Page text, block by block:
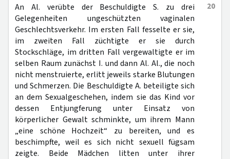
20
An Al. verübte der Beschuldigte S. zu drei
Gelegenheiten ungeschützten vaginalen
Geschlechtsverkehr. Im ersten Fall fesselte er sie,
im zweiten Fall züchtigte er sie durch
Stockschläge, im dritten Fall vergewaltigte er im
selben Raum zunächst I. und dann Al. Al., die noch
nicht menstruierte, erlitt jeweils starke Blutungen
und Schmerzen. Die Beschuldigte A. beteiligte sich
an dem Sexualgeschehen, indem sie das Kind vor
dessen Entjungferung unter Einsatz von
körperlicher Gewalt schminkte, um ihrem Mann
„eine schöne Hochzeit“ zu bereiten, und es
beschimpfte, weil es sich nicht sexuell fügsam
zeigte. Beide Mädchen litten unter ihrer